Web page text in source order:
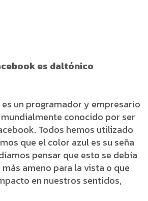
es daltónico
un programador y empresario
conocido por ser
Todos hemos utilizado
que el color azul es su seña
pensar que esto se debía
ameno para la vista o que
en nuestros sentidos,